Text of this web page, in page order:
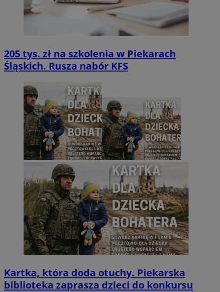
205 tys. zł na szkolenia w Piekarach
Śląskich. Rusza nabór KFS
Kartka, która doda otuchy. Piekarska
biblioteka zaprasza dzieci do konkursu